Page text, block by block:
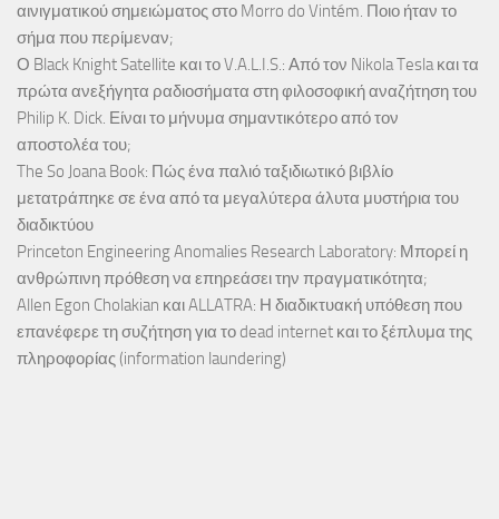
αινιγματικού σημειώματος στο Morro do Vintém. Ποιο ήταν το
σήμα που περίμεναν;
Ο Black Knight Satellite και το V.A.L.I.S.: Από τον Nikola Tesla και τα
πρώτα ανεξήγητα ραδιοσήματα στη φιλοσοφική αναζήτηση του
Philip K. Dick. Είναι το μήνυμα σημαντικότερο από τον
αποστολέα του;
The So Joana Book: Πώς ένα παλιό ταξιδιωτικό βιβλίο
μετατράπηκε σε ένα από τα μεγαλύτερα άλυτα μυστήρια του
διαδικτύου
Princeton Engineering Anomalies Research Laboratory: Μπορεί η
ανθρώπινη πρόθεση να επηρεάσει την πραγματικότητα;
Allen Egon Cholakian και ALLATRA: Η διαδικτυακή υπόθεση που
επανέφερε τη συζήτηση για το dead internet και το ξέπλυμα της
πληροφορίας (information laundering)